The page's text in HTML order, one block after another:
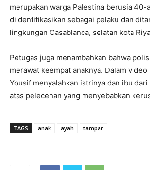
merupakan warga Palestina berusia 40-
diidentifikasikan sebagai pelaku dan
lingkungan Casablanca, selatan kota
Petugas juga menambahkan bahwa
merawat keempat anaknya. Dalam video
Yousif menyalahkan istrinya dan ibu dari
atas pelecehan yang menyebabkan
TAGS anak ayah tampar